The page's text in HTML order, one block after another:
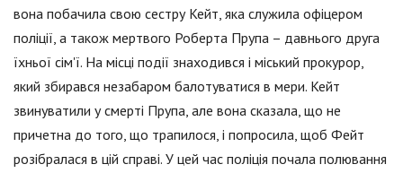
вона побачила свою сестру Кейт, яка служила офіцером
поліції, а також мертвого Роберта Прупа – давнього друга
їхньої сім'ї. На місці події знаходився і міський прокурор,
який збирався незабаром балотуватися в мери. Кейт
звинуватили у смерті Прупа, але вона сказала, що не
причетна до того, що трапилося, і попросила, щоб Фейт
розібралася в цій справі. У цей час поліція почала полювання